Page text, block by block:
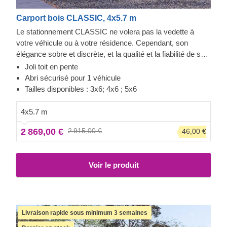
Carport bois CLASSIC, 4x5.7 m
Le stationnement CLASSIC ne volera pas la vedette à
votre véhicule ou à votre résidence. Cependant, son
élégance sobre et discrète, et la qualité et la fiabilité de sa
construction font toute la différence. Vous aurez un accès
facile aux deux côtés de votre voiture pour l'entretien ou la
réparation, tout en conservant de l'espace pour du
dès l'assemblage terminé. Les options en extra incluent
des panneaux muraux additionnel, pour fermer un ou deux
côtés du stationnement, pour une protection renforcée face
aux intempéries. On ne sait jamais !
Joli toit en pente
Abri sécurisé pour 1 véhicule
Tailles disponibles : 3x6; 4x6 ; 5x6
4x5.7 m
2 869,00 € 2 915,00 € -46,00 €
Voir le produit
Livraison rapide sous minimum 3 semaines